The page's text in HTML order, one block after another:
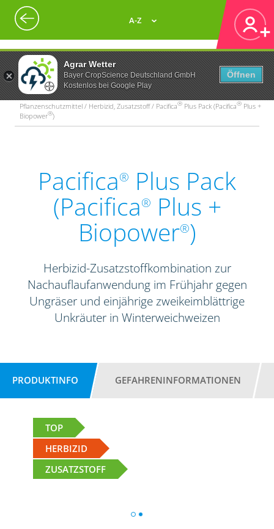
Agrar Wetter
Bayer CropScience Deutschland GmbH
Kostenlos bei Google Play
Öffnen
A-Z
Pflanzenschutzmittel / Herbizid, Zusatzstoff / Pacifica® Plus Pack (Pacifica® Plus +
Biopower®)
Pacifica® Plus Pack
(Pacifica® Plus +
Biopower®)
Herbizid-Zusatzstoffkombination zur
Nachauflaufanwendung im Frühjahr gegen
Ungräser und einjährige zweikeimblättrige
Unkräuter in Winterweichweizen
PRODUKTINFO GEFAHRENINFORMATIONEN
TOP
HERBIZID
ZUSATZSTOFF